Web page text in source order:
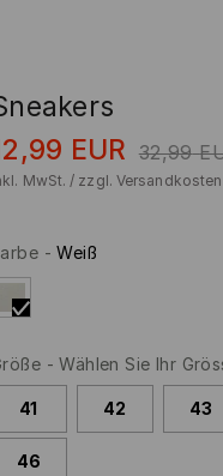
EUR 32,99
MwSt. / zzgl. Versandkosten
-Weiß
-Wählen Sie Ihr
41 42 43
46